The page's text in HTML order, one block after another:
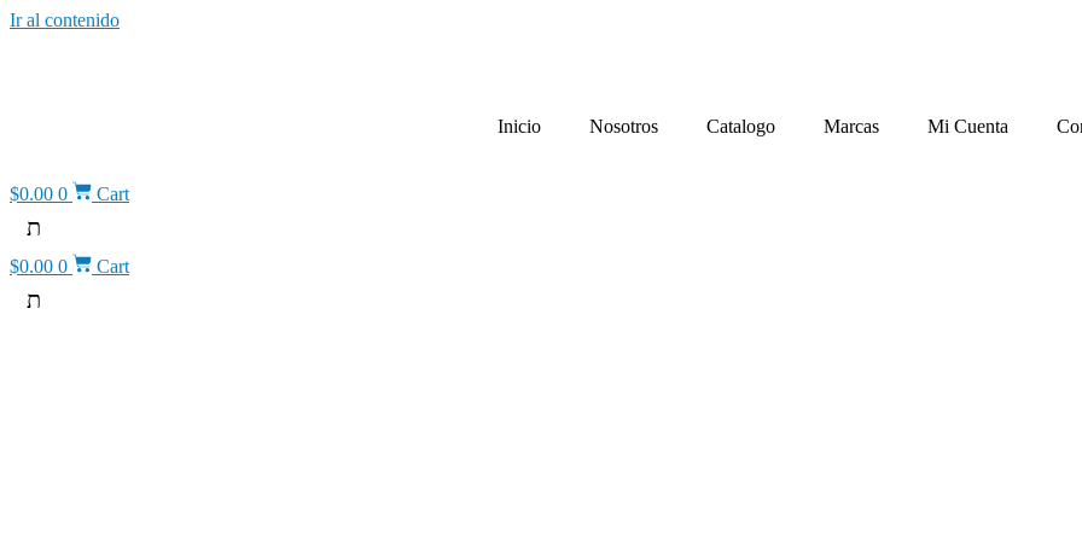
Ir al contenido
Inicio Nosotros Catalogo Marcas Mi Cuenta
$0.00 0 Cart
$0.00 0 Cart